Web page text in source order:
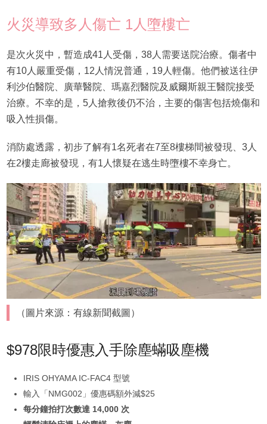
火災導致多人傷亡 1人墮樓亡
是次火災中，暫造成41人受傷，38人需要送院治療。傷者中
有10人嚴重受傷，12人情況普通，19人輕傷。他們被送往伊
利沙伯醫院、廣華醫院、瑪嘉烈醫院及威爾斯親王醫院接受
治療。不幸的是，5人搶救後仍不治，主要的傷害包括燒傷和
吸入性損傷。
消防處透露，初步了解有1名死者在7至8樓梯間被發現、3人
在2樓走廊被發現，有1人懷疑在逃生時墮樓不幸身亡。
（圖片來源：有線新聞截圖）
$978限時優惠入手除塵蟎吸塵機
IRIS OHYAMA IC-FAC4 型號
輸入「NMG002」優惠碼額外減$25
每分鐘拍打次數達 14,000 次